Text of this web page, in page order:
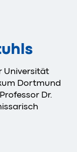
Universität
Dortmund
Dr.